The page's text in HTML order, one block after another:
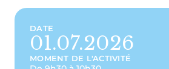
DATE
01.07.2026
MOMENT DE L'ACTIVITÉ